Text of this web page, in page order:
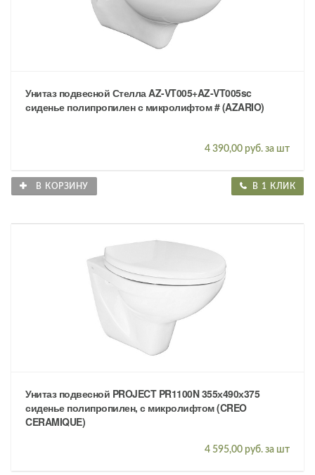
Унитаз подвесной Стелла AZ-VT005+AZ-VT005sc
сиденье полипропилен с микролифтом # (AZARIO)
4 390,00 руб. за шт
В КОРЗИНУ В 1 КЛИК
Унитаз подвесной PROJECT PR1100N 355х490х375
сиденье полипропилен, с микролифтом (CREO
CERAMIQUE)
4 595,00 руб. за шт